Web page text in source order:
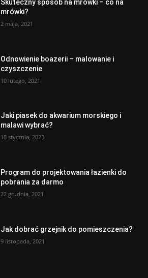
Skuteczny sposób na mrówki – co na
mrówki?
2 maja, 2021
Odnowienie boazerii – malowanie i
czyszczenie
10 lutego, 2021
Jaki piasek do akwarium morskiego i
malawi wybrać?
18 stycznia, 2023
Program do projektowania łazienki do
pobrania za darmo
22 grudnia, 2021
Jak dobrać grzejnik do pomieszczenia?
9 listopada, 2021